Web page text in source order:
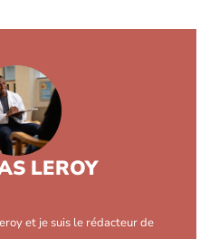
LEROY
et je suis le rédacteur de